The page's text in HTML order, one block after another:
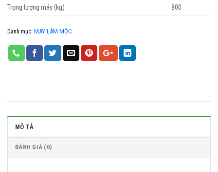
Trọng lượng máy (kg)
800
Danh mục: MÁY LÀM MỘC
MÔ TẢ
ĐÁNH GIÁ (0)